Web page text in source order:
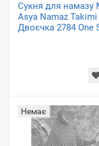
Сукня для намазу
Asya Namaz Takimi
Двоєчка 2784 One
Немає